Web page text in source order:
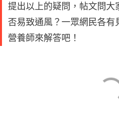
提出以上的疑問，帖文問大
否易致通風？一眾網民各有
營養師來解答吧！